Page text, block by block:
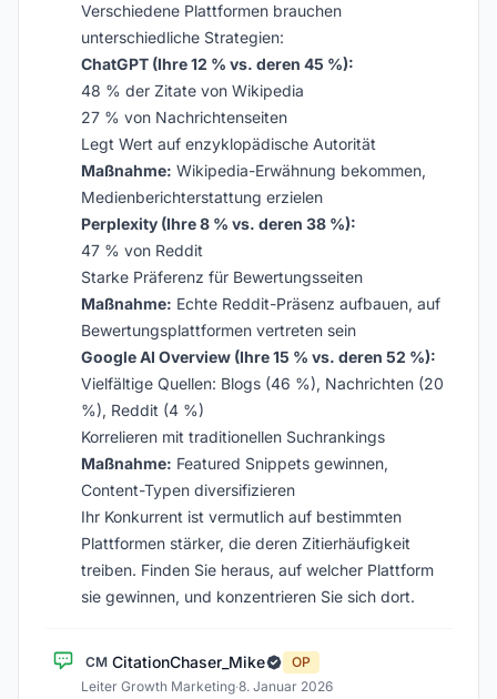
Verschiedene Plattformen brauchen
unterschiedliche Strategien:
ChatGPT (Ihre 12 % vs. deren 45 %):
48 % der Zitate von Wikipedia
27 % von Nachrichtenseiten
Legt Wert auf enzyklopädische Autorität
Maßnahme: Wikipedia-Erwähnung bekommen,
Medienberichterstattung erzielen
Perplexity (Ihre 8 % vs. deren 38 %):
47 % von Reddit
Starke Präferenz für Bewertungsseiten
Maßnahme: Echte Reddit-Präsenz aufbauen, auf
Bewertungsplattformen vertreten sein
Google AI Overview (Ihre 15 % vs. deren 52 %):
Vielfältige Quellen: Blogs (46 %), Nachrichten (20
%), Reddit (4 %)
Korrelieren mit traditionellen Suchrankings
Maßnahme: Featured Snippets gewinnen,
Content-Typen diversifizieren
Ihr Konkurrent ist vermutlich auf bestimmten
Plattformen stärker, die deren Zitierhäufigkeit
treiben. Finden Sie heraus, auf welcher Plattform
sie gewinnen, und konzentrieren Sie sich dort.
CM CitationChaser_Mike
OP
Leiter Growth Marketing·8. Januar 2026